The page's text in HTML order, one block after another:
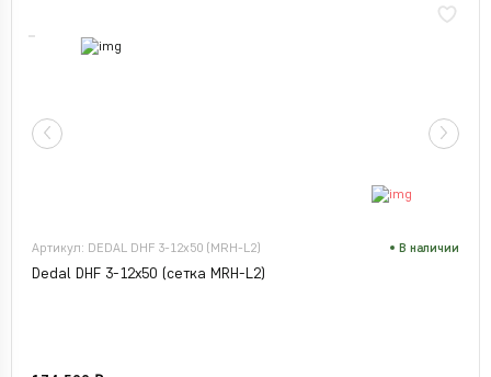
Артикул: DEDAL DHF 3-12x50 (MRH-L2) В наличии
Dedal DHF 3-12x50 (сетка MRH-L2)